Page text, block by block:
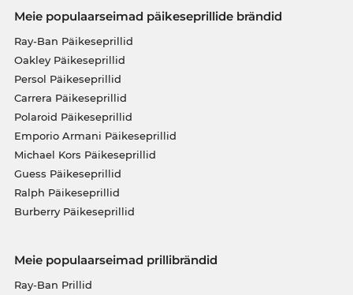
Meie populaarseimad päikeseprillide brändid
Ray-Ban Päikeseprillid
Oakley Päikeseprillid
Persol Päikeseprillid
Carrera Päikeseprillid
Polaroid Päikeseprillid
Emporio Armani Päikeseprillid
Michael Kors Päikeseprillid
Guess Päikeseprillid
Ralph Päikeseprillid
Burberry Päikeseprillid
Meie populaarseimad prillibrändid
Ray-Ban Prillid